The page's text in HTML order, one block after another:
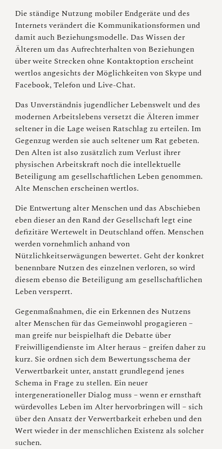
Die ständige Nutzung mobiler Endgeräte und des
Internets verändert die Kommunikationsformen und
damit auch Beziehungsmodelle. Das Wissen der
Älteren um das Aufrechterhalten von Beziehungen
über weite Strecken ohne Kontaktoption erscheint
wertlos angesichts der Möglichkeiten von Skype und
Facebook, Telefon und Live-Chat.
Das Unverständnis jugendlicher Lebenswelt und des
modernen Arbeitslebens versetzt die Älteren immer
seltener in die Lage weisen Ratschlag zu erteilen. Im
Gegenzug werden sie auch seltener um Rat gebeten.
Den Alten ist also zusätzlich zum Verlust ihrer
physischen Arbeitskraft noch die intellektuelle
Beteiligung am gesellschaftlichen Leben genommen.
Alte Menschen erscheinen wertlos.
Die Entwertung alter Menschen und das Abschieben
eben dieser an den Rand der Gesellschaft legt eine
defizitäre Wertewelt in Deutschland offen. Menschen
werden vornehmlich anhand von
Nützlichkeitserwägungen bewertet. Geht der konkret
benennbare Nutzen des einzelnen verloren, so wird
diesem ebenso die Beteiligung am gesellschaftlichen
Leben versperrt.
Gegenmaßnahmen, die ein Erkennen des Nutzens
alter Menschen für das Gemeinwohl progagieren –
man greife nur beispielhaft die Debatte über
Freiwilligendienste im Alter heraus – greifen daher zu
kurz. Sie ordnen sich dem Bewertungsschema der
Verwertbarkeit unter, anstatt grundlegend jenes
Schema in Frage zu stellen. Ein neuer
intergenerationeller Dialog muss – wenn er ernsthaft
würdevolles Leben im Alter hervorbringen will – sich
über den Ansatz der Verwertbarkeit erheben und den
Wert wieder in der menschlichen Existenz als solcher
suchen.